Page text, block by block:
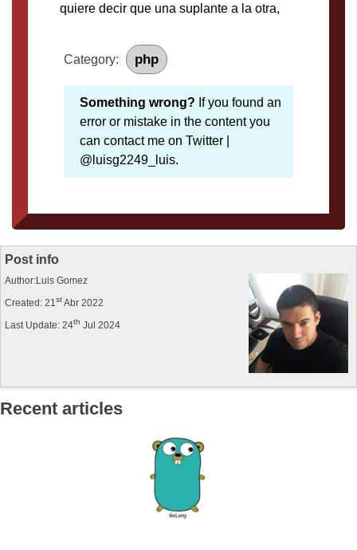
quiere decir que una suplante a la otra,
Category: php
Something wrong? If you found an
error or mistake in the content you
can contact me on Twitter |
@luisg2249_luis.
Post info
Author:Luis Gomez
Created: 21stAbr 2022
Last Update: 24th Jul 2024
Recent articles